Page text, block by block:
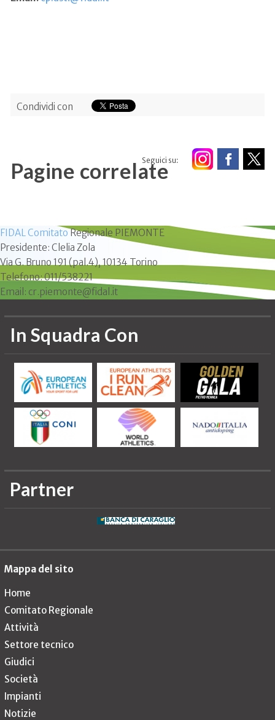
Condividi con
Seguici su:
Pagine correlate
FIDAL ComitatoRegionale PIEMONTE
Presidente: Clelia Zola
Via G. Bruno 191 (pal.4), 10134 Torino
Telefono: 011/538221
Email: cr.piemonte@fidal.it
In Squadra Con
Partner
Mappa del sito
Home
Comitato Regionale
Attività
Settore tecnico
Giudici
Società
Impianti
Notizie